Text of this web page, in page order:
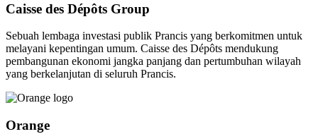
Caisse des Dépôts Group
Sebuah lembaga investasi publik Prancis yang berkomitmen untuk
melayani kepentingan umum. Caisse des Dépôts mendukung
pembangunan ekonomi jangka panjang dan pertumbuhan wilayah
yang berkelanjutan di seluruh Prancis.
Orange